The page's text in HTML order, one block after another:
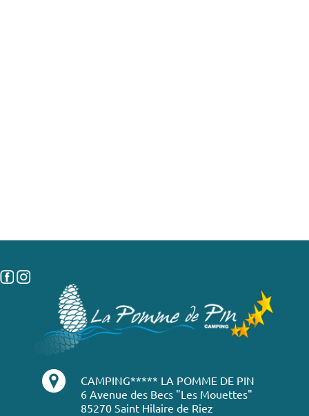
CAMPING***** LA POMME DE PIN
6 Avenue des Becs "Les Mouettes"
85270 Saint Hilaire de Riez